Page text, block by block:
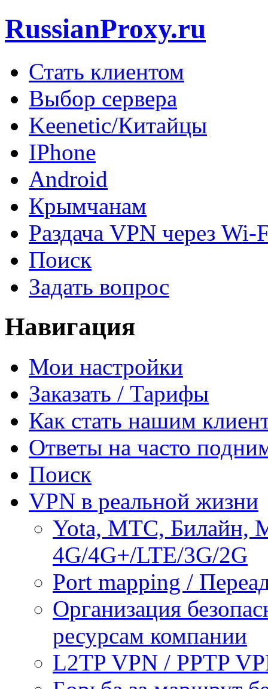
RussianProxy.ru
Стать клиентом
Выбор сервера
Keenetic/Китайцы
IPhone
Android
Крымчанам
Раздача VPN через Wi-
Поиск
Задать вопрос
Навигация
Мои настройки
Заказать / Тарифы
Как стать нашим
Ответы на часто
Поиск
VPN в реальной жизни
Yota, МТС, Билайн,
4G/4G+/LTE/3G/2G
Port mapping /
Организация
ресурсам компании
L2TP VPN / PPTP